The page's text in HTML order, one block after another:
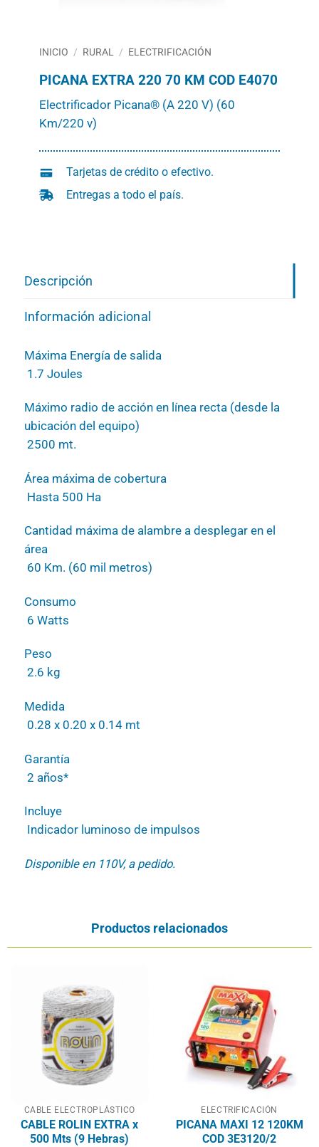
INICIO / RURAL / ELECTRIFICACIÓN
PICANA EXTRA 220 70 KM COD E4070
Electrificador Picana® (A 220 V) (60
Km/220 v)
Tarjetas de crédito o efectivo.
Entregas a todo el país.
Descripción
Información adicional
Máxima Energía de salida
1.7 Joules
Máximo radio de acción en línea recta (desde la
ubicación del equipo)
2500 mt.
Área máxima de cobertura
Hasta 500 Ha
Cantidad máxima de alambre a desplegar en el
área
60 Km. (60 mil metros)
Consumo
6 Watts
Peso
2.6 kg
Medida
0.28 x 0.20 x 0.14 mt
Garantía
2 años*
Incluye
Indicador luminoso de impulsos
Disponible en 110V, a pedido.
Productos relacionados
CABLE ELECTROPLÁSTICO
CABLE ROLIN EXTRA x
500 Mts (9 Hebras)
ELECTRIFICACIÓN
PICANA MAXI 12 120KM
COD 3E3120/2